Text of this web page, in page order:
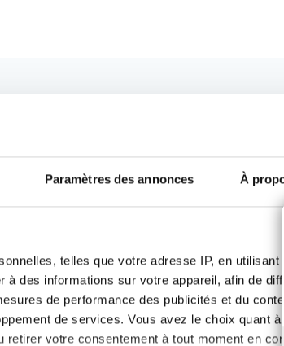
Paramètres des annonces À
telles que votre adresse IP, en utilisant
des informations sur votre appareil, afin de
de performance des publicités et du
de services. Vous avez le choix quant à
votre consentement à tout moment en